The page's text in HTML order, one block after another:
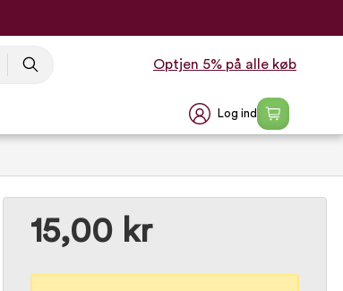
Optjen 5% på alle køb
Log ind
15,00 kr